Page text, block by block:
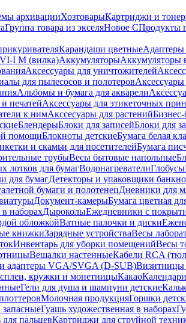
архивацииХозтоварыКартриджи и
Группа товара из экселяНовое СПродукты
Карандаши цветныеАдаптеры
I M (вилка)АккумуляторыАккумуляторы
Аксессуары для уничтожителей
для пылесосов и полотеров
Альбомы и бумага для акварели
печатейАксессуары для этикеточных
к нимАкссесуары для растений
БлендерыБлоки для записейБлоки для
помощиБлокноты детскиеБумага белая
и скамьи для посетителейБумага
трубыВесы бытовые напольные
лотков для бумагВодонагревателиГлобусы
для бумагДетекторы и упаковщики
бумаги и полотенецДневники для
Документ-камерыБумага цветная
наборахДыроколыЕжедневники с
обложкойВатные палочки и диски
книжкиЗарядные устройстваВесы
Инвентарь для уборки помещенийВесы
Вешалки настенныеКабели RCA
адаптеры VGA/SVGA (D-SUB)Визитницы
кружки и монетницыКакаоКалендари
Гели для душа и шампуни детские
Молочная продукцияГоршки
Гуашь художественная в наборах
для пальцевКартриджи для струйной